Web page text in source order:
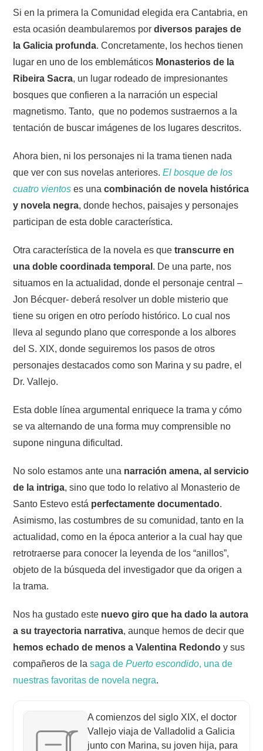
Si en la primera la Comunidad elegida era Cantabria, en
esta ocasión deambularemos pordiversos parajes de
la Galicia profunda. Concretamente, los hechos tienen
lugar en uno de los emblemáticos Monasterios de la
Ribeira Sacra, un lugar rodeado de impresionantes
bosques que confieren a la narración un especial
magnetismo. Tanto, que no podemos sustraernos a la
tentación de buscar imágenes de los lugares descritos.
Ahora bien, ni los personajes ni la trama tienen nada
que ver con sus novelas anteriores.El bosque de los
cuatro vientos es unacombinación de novela histórica
y novela negra, donde hechos, paisajes y personajes
participan de esta doble característica.
Otra característica de la novela es quetranscurre en
una doble coordinada temporal . De una parte, nos
situamos en la actualidad, donde el personaje central –
Jon Bécquer- deberá resolver un doble misterio que
tiene su origen en otro período histórico. Lo cual nos
lleva al segundo plano que corresponde a los albores
del S. XIX, donde seguiremos los pasos de otros
personajes destacados como son Marina y su padre, el
Dr. Vallejo.
Esta doble línea argumental enriquece la trama y cómo
se va alternando de una forma muy comprensible no
supone ninguna dificultad.
No solo estamos ante una narración amena, al servicio
de la intriga, sino que todo lo relativo al Monasterio de
Santo Estevo está perfectamente documentado.
Asimismo, las costumbres de su comunidad, tanto en la
actualidad, como en la época anterior a la cual hay que
retrotraerse para conocer la leyenda de los “anillos”,
objeto de la búsqueda del investigador que da origen a
la trama.
Nos ha gustado este nuevo giro que ha dado la autora
a su trayectoria narrativa, aunque hemos de decir que
hemos echado de menos a Valentina Redondo y sus
compañeros de lasaga dePuerto escondido, una de
nuestras favoritas de novela negra.
A comienzos del siglo XIX, el doctor
Vallejo viaja de Valladolid a Galicia
junto con Marina, su joven hija, para